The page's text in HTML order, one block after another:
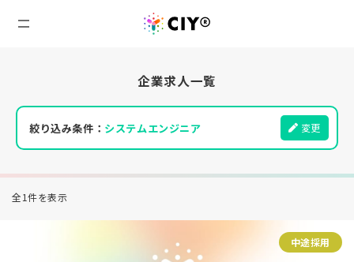
企業求人一覧
絞り込み条件： システムエンジニア 変更
全1件を表示
中途採用